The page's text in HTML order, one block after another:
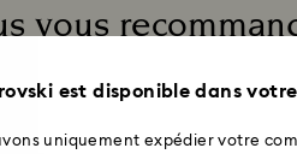
vous
est disponible dans
uniquement expédier votre